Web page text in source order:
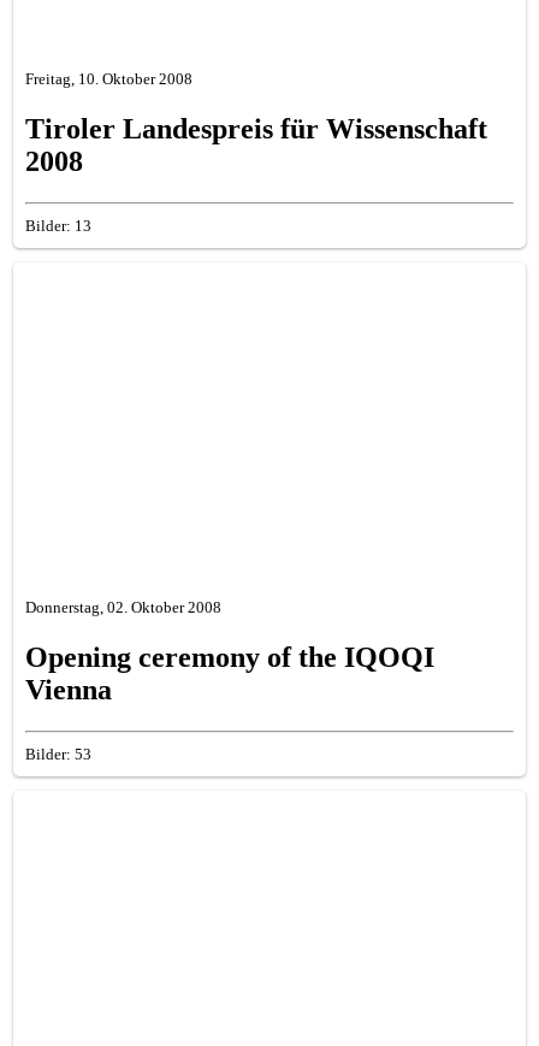
Freitag, 10. Oktober 2008
Tiroler Landespreis für Wissenschaft
2008
Bilder: 13
Donnerstag, 02. Oktober 2008
Opening ceremony of the IQOQI
Vienna
Bilder: 53